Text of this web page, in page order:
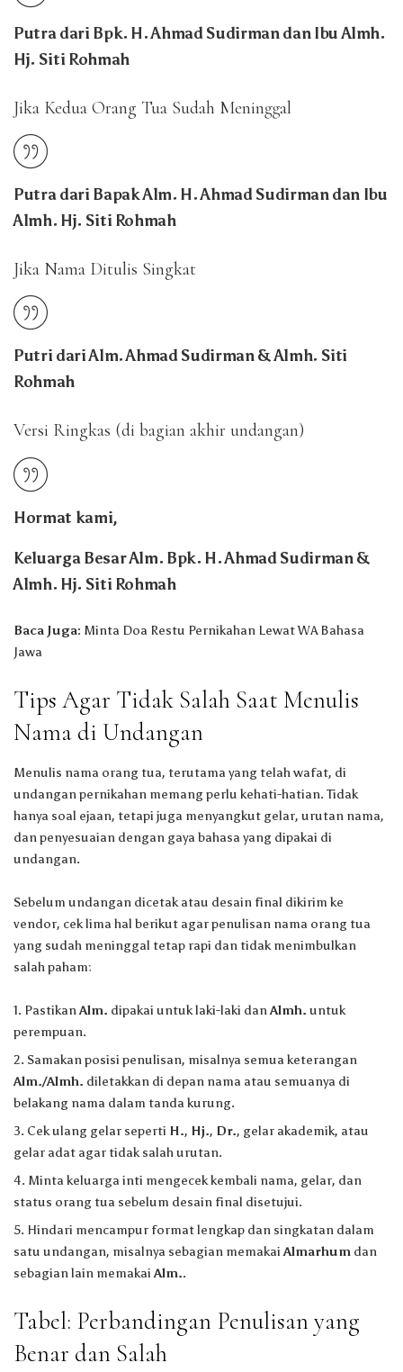
Putra dari Bpk. H. Ahmad Sudirmandan IbuAlmh.
Hj. Siti Rohmah
Jika Kedua Orang Tua Sudah Meninggal
Putra dari Bapak Alm. H. Ahmad Sudirman dan Ibu
Almh. Hj. Siti Rohmah
Jika Nama Ditulis Singkat
Putri dariAlm. Ahmad Sudirman&Almh. Siti
Rohmah
Versi Ringkas (di bagian akhir undangan)
Hormat kami,
Keluarga Besar Alm. Bpk. H. Ahmad Sudirman &
Almh. Hj. Siti Rohmah
Baca Juga: Minta Doa Restu Pernikahan Lewat WA Bahasa
Jawa
Tips Agar Tidak Salah Saat Menulis
Nama di Undangan
Menulis nama orang tua, terutama yang telah wafat, di
undangan pernikahan memang perlu kehati-hatian. Tidak
hanya soal ejaan, tetapi juga menyangkut gelar, urutan nama,
dan penyesuaian dengan gaya bahasa yang dipakai di
undangan.
Sebelum undangan dicetak atau desain final dikirim ke
vendor, cek lima hal berikut agar penulisan nama orang tua
yang sudah meninggal tetap rapi dan tidak menimbulkan
salah paham:
PastikanAlm. dipakai untuk laki-laki danAlmh. untuk
perempuan.
Samakan posisi penulisan, misalnya semua keterangan
Alm./Almh. diletakkan di depan nama atau semuanya di
belakang nama dalam tanda kurung.
Cek ulang gelar seperti H., Hj., Dr., gelar akademik, atau
gelar adat agar tidak salah urutan.
Minta keluarga inti mengecek kembali nama, gelar, dan
status orang tua sebelum desain final disetujui.
Hindari mencampur format lengkap dan singkatan dalam
satu undangan, misalnya sebagian memakaiAlmarhum dan
sebagian lain memakaiAlm..
Tabel: Perbandingan Penulisan yang
Benar dan Salah